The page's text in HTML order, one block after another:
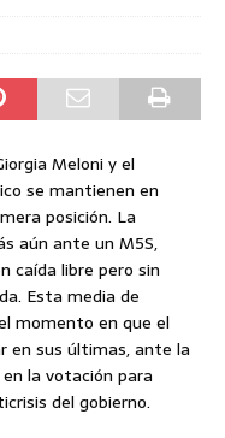
Meloni y el
se mantienen en
posición. La
aún ante un M5S,
caída libre pero sin
Esta media de
momento en que el
en sus últimas, ante la
la votación para
del gobierno.